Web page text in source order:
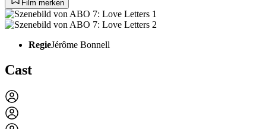
Film merken
RegieJérôme Bonnell
Cast